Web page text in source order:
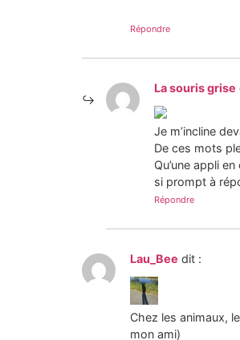
Répondre
La souris grise
Je m’incline
De ces mots
Qu’une appli
si prompt à
Répondre
Lau_Bee dit :
Chez les animaux,
mon ami)